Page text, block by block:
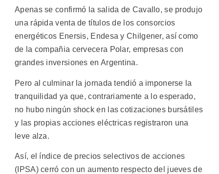
Apenas se confirmó la salida de Cavallo, se produjo
una rápida venta de títulos de los consorcios
energéticos Enersis, Endesa y Chilgener, así como
de la compañia cervecera Polar, empresas con
grandes inversiones en Argentina.
Pero al culminar la jornada tendió a imponerse la
tranquilidad ya que, contrariamente a lo esperado,
no hubo ningún shock en las cotizaciones bursátiles
y las propias acciones eléctricas registraron una
leve alza.
Así, el índice de precios selectivos de acciones
(IPSA) cerró con un aumento respecto del jueves de